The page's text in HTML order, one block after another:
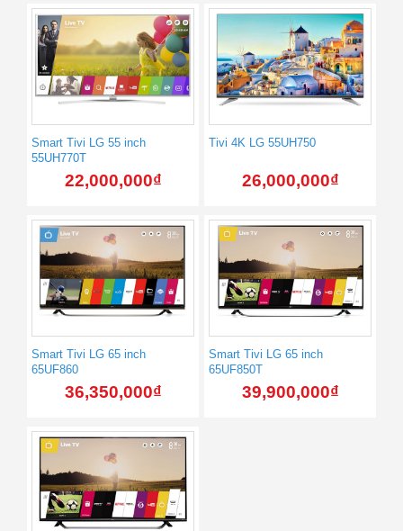
Smart Tivi LG 55 inch
55UH770T
22,000,000₫
Tivi 4K LG 55UH750
26,000,000₫
Smart Tivi LG 65 inch
65UF860
36,350,000₫
Smart Tivi LG 65 inch
65UF850T
39,900,000₫